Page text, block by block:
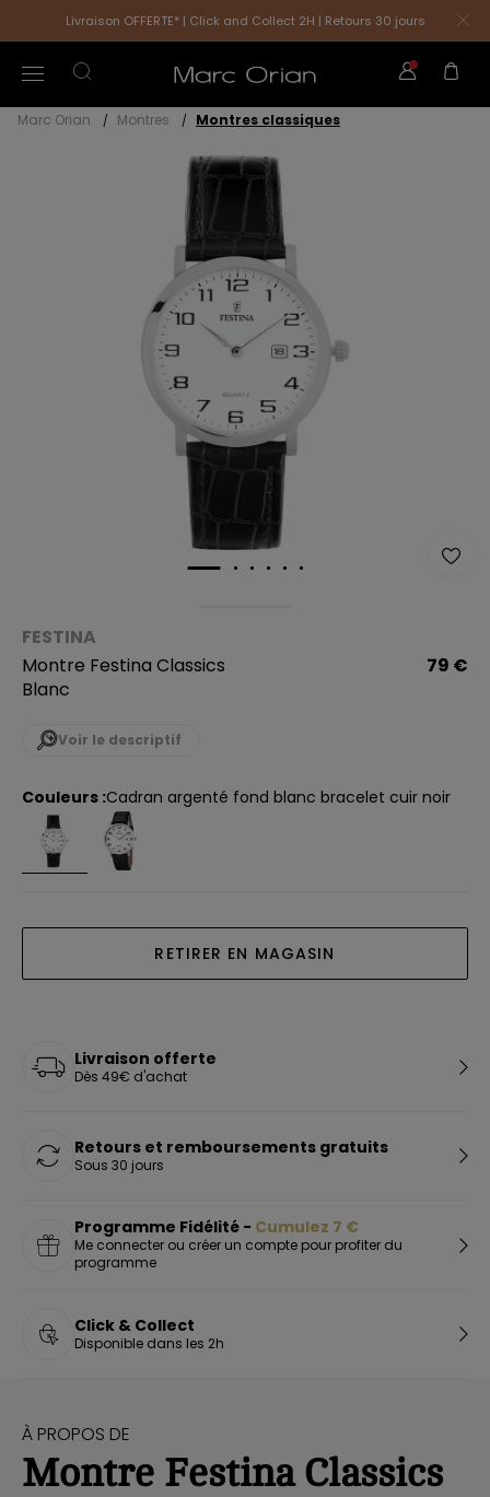
Livraison OFFERTE* | Click and Collect 2H | Retours 30 jours
Marc Orian Montres Montres classiques
FESTINA
Montre Festina Classics
Blanc
79 €
Voir le descriptif
Couleurs : cadran argenté fond blanc bracelet cuir noir
RETIRER EN MAGASIN
Livraison offerte
Dès 49€ d'achat
Retours et remboursements gratuits
Sous 30 jours
Programme Fidélité - Cumulez 7 €
Me connecter ou créer un compte pour profiter du
programme
Click & Collect
Disponible dans les 2h
À PROPOS DE
Montre Festina Classics